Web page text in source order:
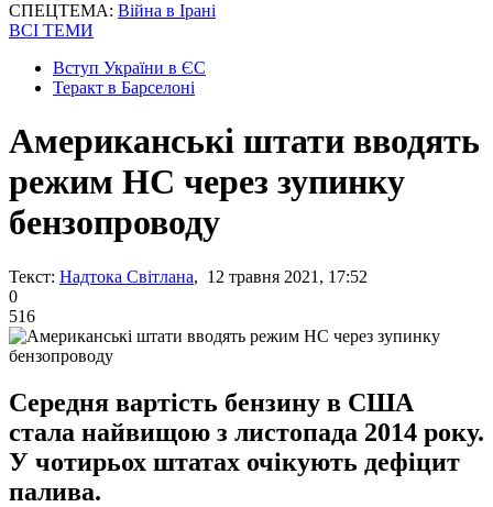
СПЕЦТЕМА: Війна в Ірані
ВСІ ТЕМИ
Вступ України в ЄС
Теракт в Барселоні
Американські штати вводять
режим НС через зупинку
бензопроводу
Текст: Надтока Світлана, 12 травня 2021, 17:52
0
516
Середня вартість бензину в США
стала найвищою з листопада 2014 року.
У чотирьох штатах очікують дефіцит
палива.